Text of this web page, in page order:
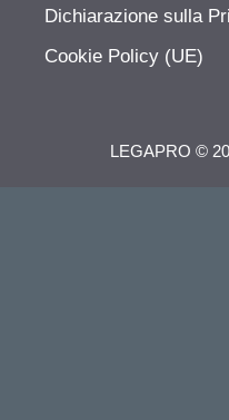
Dichiarazione sulla
Cookie Policy (UE)
LEGAPRO ©